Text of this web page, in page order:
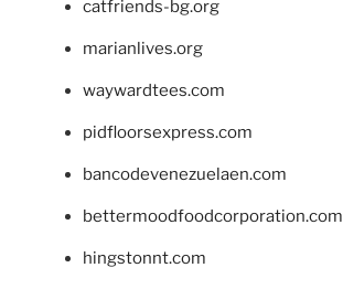
catfriends-bg.org
marianlives.org
waywardtees.com
pidfloorsexpress.com
bancodevenezuelaen.com
bettermoodfoodcorporation.com
hingstonnt.com